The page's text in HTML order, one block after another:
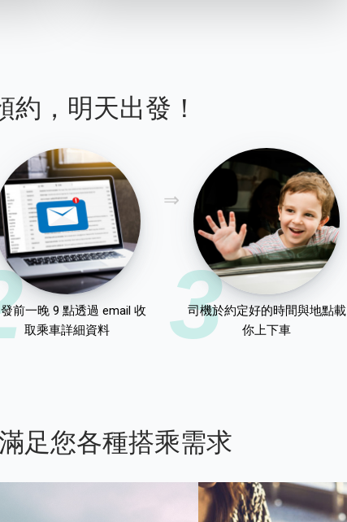
約，明天出發！
前一晚 9 點透過 email 收
取乘車詳細資料
3
司機於約定好的時間與地點載
你上下車
足您各種搭乘需求